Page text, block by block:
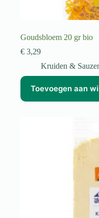
Goudsbloem 20 gr bio
€ 3,29
Kruiden &
Toevoegen aan